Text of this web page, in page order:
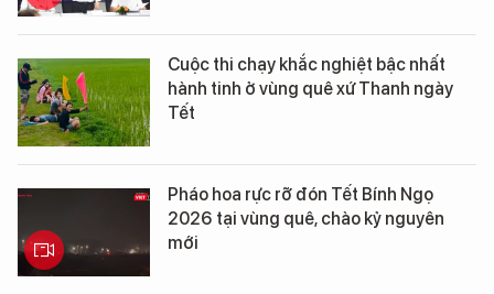
Cuộc thi chạy khắc nghiệt bậc nhất
hành tinh ở vùng quê xứ Thanh ngày
Tết
Pháo hoa rực rỡ đón Tết Bính Ngọ
2026 tại vùng quê, chào kỷ nguyên
mới